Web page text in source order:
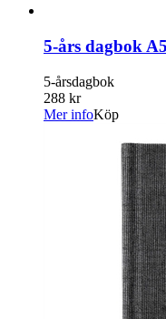
5-års dagbok
5-årsdagbok
288 kr
Mer infoKöp